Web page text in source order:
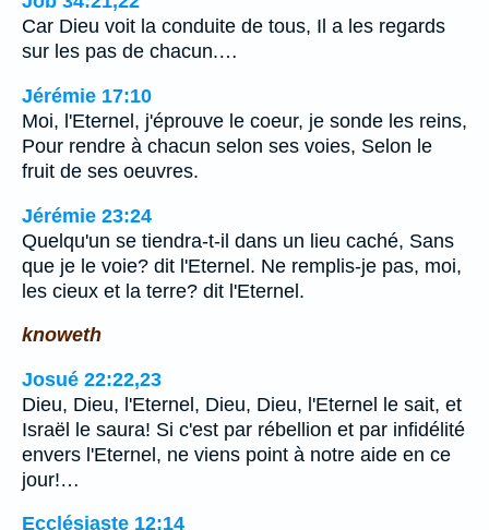
Car Dieu voit la conduite de tous, Il a les regards
sur les pas de chacun.…
Jérémie 17:10
Moi, l'Eternel, j'éprouve le coeur, je sonde les reins,
Pour rendre à chacun selon ses voies, Selon le
fruit de ses oeuvres.
Jérémie 23:24
Quelqu'un se tiendra-t-il dans un lieu caché, Sans
que je le voie? dit l'Eternel. Ne remplis-je pas, moi,
les cieux et la terre? dit l'Eternel.
knoweth
Josué 22:22,23
Dieu, Dieu, l'Eternel, Dieu, Dieu, l'Eternel le sait, et
Israël le saura! Si c'est par rébellion et par infidélité
envers l'Eternel, ne viens point à notre aide en ce
jour!…
Ecclésiaste 12:14